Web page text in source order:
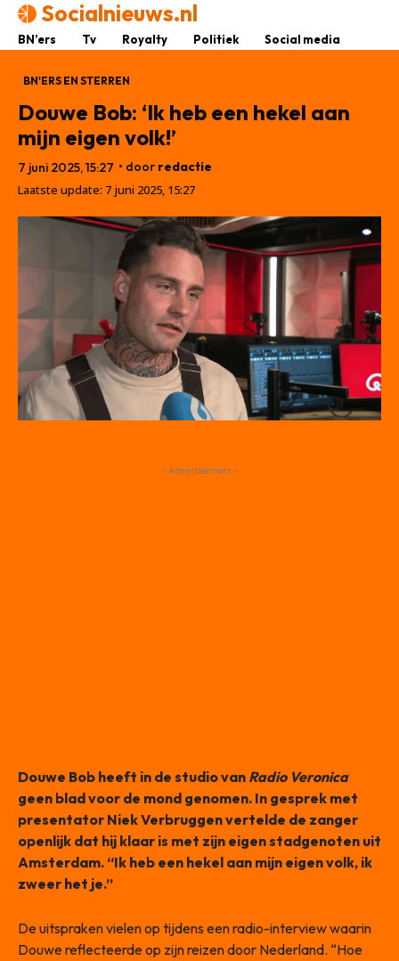
Socialnieuws.nl
BN’ers Tv Royalty Politiek Social media
BN'ERS EN STERREN
Douwe Bob: ‘Ik heb een hekel aan
mijn eigen volk!’
7 juni 2025, 15:27 • door redactie
Laatste update: 7 juni 2025, 15:27
- Advertisement -
Douwe Bob heeft in de studio van Radio Veronica
geen blad voor de mond genomen. In gesprek met
presentator Niek Verbruggen vertelde de zanger
openlijk dat hij klaar is met zijn eigen stadgenoten uit
Amsterdam. “Ik heb een hekel aan mijn eigen volk, ik
zweer het je.”
De uitspraken vielen op tijdens een radio-interview waarin
Douwe reflecteerde op zijn reizen door Nederland. “Hoe